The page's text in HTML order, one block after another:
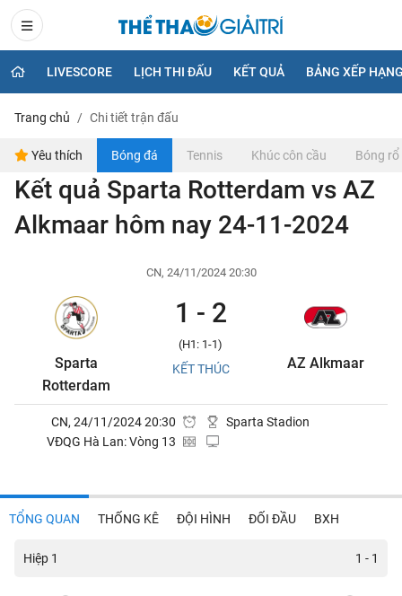
LIVESCORE LỊCH THI ĐẤU KẾT QUẢ BẢNG XẾP
Trang chủ Chi tiết trận đấu
Yêu thích Bóng đá Tennis Khúc côn cầu Bóng rổ
Kết quả Sparta Rotterdam vs AZ
Alkmaar hôm nay 24-11-2024
CN, 24/11/2024 20:30
Sparta
Rotterdam
1 - 2
(H1: 1-1)
KẾT THÚC AZ Alkmaar
CN, 24/11/2024 20:30
VĐQG Hà Lan: Vòng 13
Sparta Stadion
TỔNG QUAN THỐNG KÊ ĐỘI HÌNH ĐỐI ĐẦU BXH
Hiệp 1 1 - 1